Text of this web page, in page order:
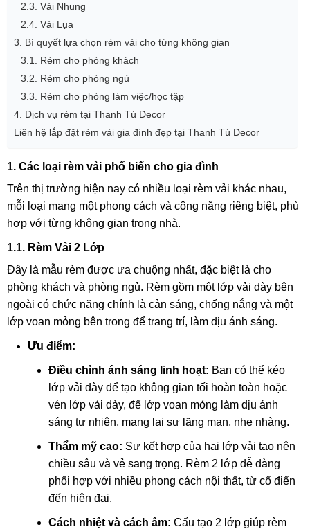
2.3. Vải Nhung
2.4. Vải Lụa
3. Bí quyết lựa chọn rèm vải cho từng không gian
3.1. Rèm cho phòng khách
3.2. Rèm cho phòng ngủ
3.3. Rèm cho phòng làm việc/học tập
4. Dịch vụ rèm tại Thanh Tú Decor
Liên hệ lắp đặt rèm vải gia đình đẹp tại Thanh Tú Decor
1. Các loại rèm vải phổ biến cho gia đình
Trên thị trường hiện nay có nhiều loại rèm vải khác nhau,
mỗi loại mang một phong cách và công năng riêng biệt, phù
hợp với từng không gian trong nhà.
1.1. Rèm Vải 2 Lớp
Đây là mẫu rèm được ưa chuộng nhất, đặc biệt là cho
phòng khách và phòng ngủ. Rèm gồm một lớp vải dày bên
ngoài có chức năng chính là cản sáng, chống nắng và một
lớp voan mỏng bên trong để trang trí, làm dịu ánh sáng.
Ưu điểm:
Điều chỉnh ánh sáng linh hoạt: Bạn có thể kéo
lớp vải dày để tạo không gian tối hoàn toàn hoặc
vén lớp vải dày, để lớp voan mỏng làm dịu ánh
sáng tự nhiên, mang lại sự lãng mạn, nhẹ nhàng.
Thẩm mỹ cao: Sự kết hợp của hai lớp vải tạo nên
chiều sâu và vẻ sang trọng. Rèm 2 lớp dễ dàng
phối hợp với nhiều phong cách nội thất, từ cổ điển
đến hiện đại.
Cách nhiệt và cách âm: Cấu tạo 2 lớp giúp rèm